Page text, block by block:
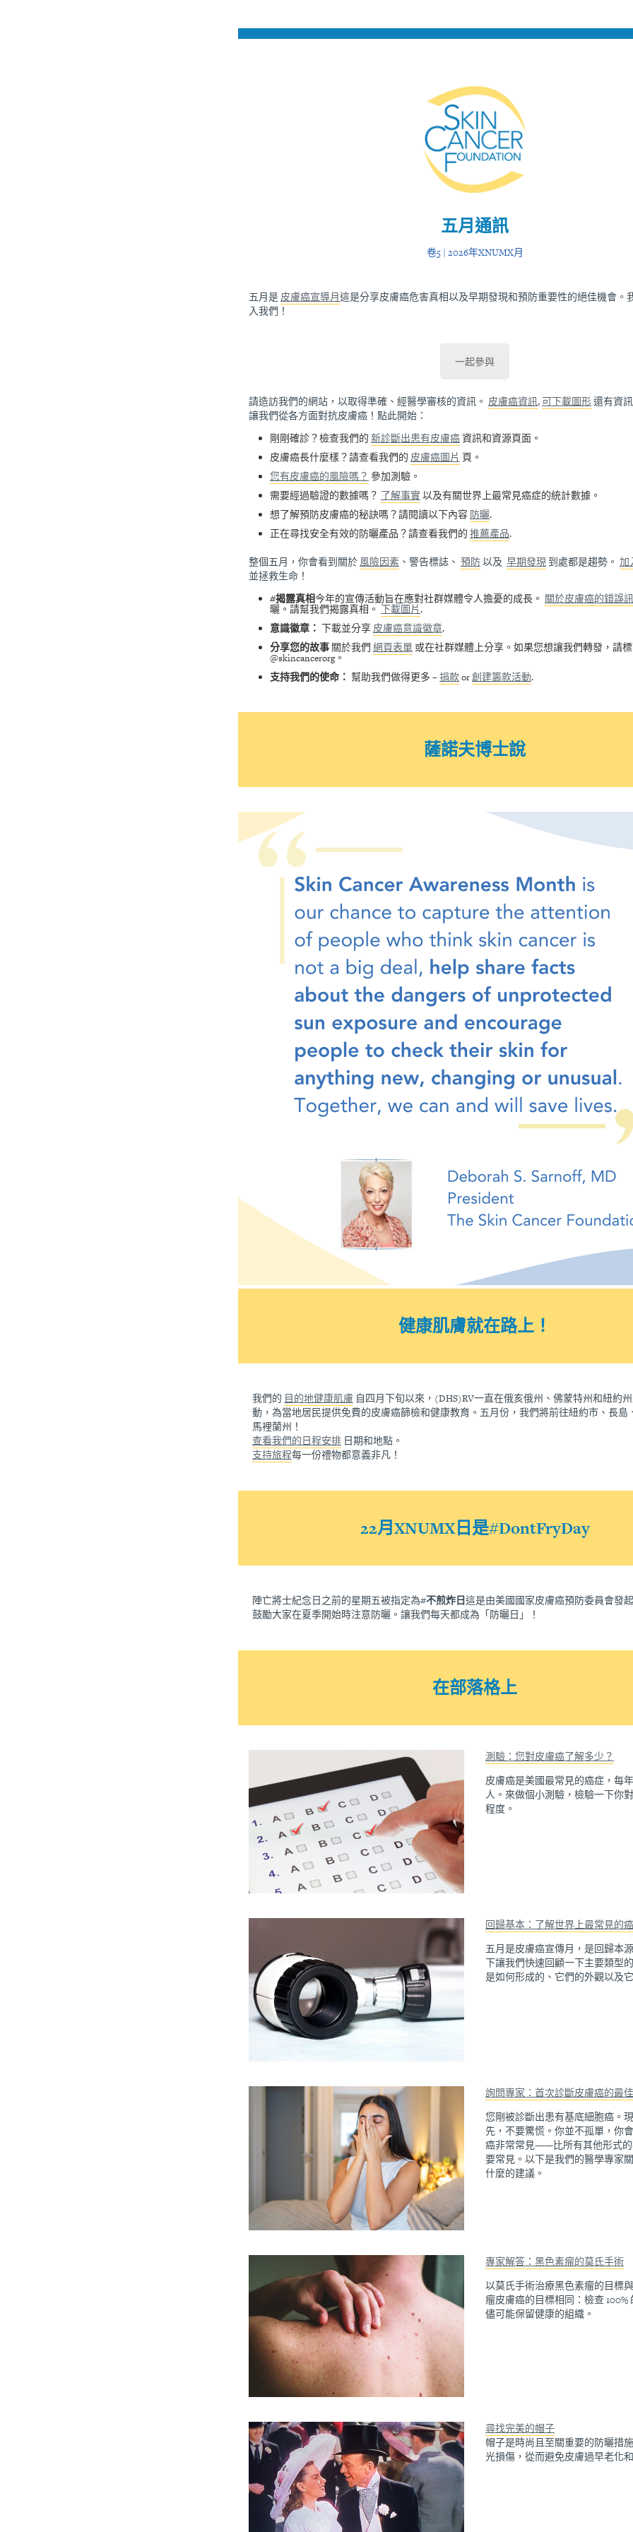
五月通訊
卷5 | 2026年XNUMX月
五月是 皮膚癌宣導月這是分享皮膚癌危害真相以及早期發現和預防重要性的絕佳機會。
入我們！
一起參與
請造訪我們的網站，以取得準確、經醫學審核的資訊。 皮膚癌資訊,可下載圖形還有資
讓我們從各方面對抗皮膚癌！點此開始：
剛剛確診？檢查我們的 新診斷出患有皮膚癌資訊和資源頁面。
皮膚癌長什麼樣？請查看我們的 皮膚癌圖片 頁。
您有皮膚癌的風險嗎？ 參加測驗。
需要經過驗證的數據嗎？ 了解事實以及有關世界上最常見癌症的統計數據。
想了解預防皮膚癌的秘訣嗎？請閱讀以下內容 防曬.
正在尋找安全有效的防曬產品？請查看我們的 推薦產品.
整個五月，你會看到關於 風險因素 、警告標誌、 預防以及 早期發現 到處都是趨勢。 加
並拯救生命！
#揭露真相今年的宣傳活動旨在應對社群媒體令人擔憂的成長。 關於皮膚癌的錯誤
曬。請幫我們揭露真相。 下載圖片 .
意識徽章： 下載並分享 皮膚癌意識徽章.
分享您的故事 關於我們 網頁表單 或在社群媒體上分享。如果您想讓我們轉發，請
@skincancerorg。
支持我們的使命： 幫助我們做得更多 –捐款or創建籌款活動.
薩諾夫博士說
健康肌膚就在路上！
我們的 目的地健康肌膚 自四月下旬以來，(DHS)RV一直在俄亥俄州、佛蒙特州和紐約
動，為當地居民提供免費的皮膚癌篩檢和健康教育。五月份，我們將前往紐約市、長島
馬裡蘭州！
查看我們的日程安排 日期和地點。
支持旅程每一份禮物都意義非凡！
22月XNUMX日是#DontFryDay
陣亡將士紀念日之前的星期五被指定為#不煎炸日這是由美國國家皮膚癌預防委員會發
鼓勵大家在夏季開始時注意防曬。讓我們每天都成為「防曬日」！
在部落格上
測驗：您對皮膚癌了解多少？
皮膚癌是美國​​最常見的癌症，每
人。來做個小測驗，檢驗一下你
程度。
回歸基本：了解世界上最常見的
五月是皮膚癌宣傳月，是回歸本
下讓我們快速回顧一下主要類型
是如何形成的、它們的外觀以及
詢問專家：首次診斷皮膚癌的最
您剛被診斷出患有基底細胞癌。
先，不要驚慌。你並不孤單，你
癌非常常見——比所有其他形式
要常見。以下是我們的醫學專家
什麼的建議。
專家解答：黑色素瘤的莫氏手術
以莫氏手術治療黑色素瘤的目標
瘤皮膚癌的目標相同：檢查 100%
儘可能保留健康的組織。
尋找完美的帽子
帽子是時尚且至關重要的防曬措
光損傷，從而避免皮膚過早老化